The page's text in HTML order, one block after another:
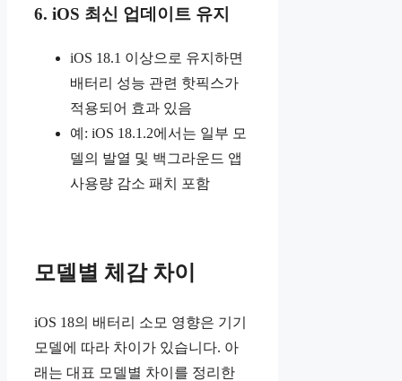
6. iOS 최신 업데이트 유지
iOS 18.1 이상으로 유지하면
배터리 성능 관련 핫픽스가
적용되어 효과 있음
예: iOS 18.1.2에서는 일부 모
델의 발열 및 백그라운드 앱
사용량 감소 패치 포함
모델별 체감 차이
iOS 18의 배터리 소모 영향은 기기
모델에 따라 차이가 있습니다. 아
래는 대표 모델별 차이를 정리한